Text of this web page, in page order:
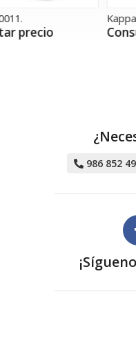
Kappa 90023.
Consultar precio
986 852